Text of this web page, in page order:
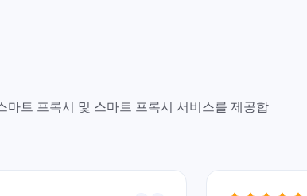
트 프록시 및 스마트 프록시 서비스를 제공합